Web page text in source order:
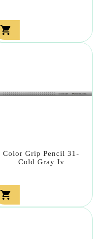

Color Grip Pencil 31-
Cold Gray Iv
